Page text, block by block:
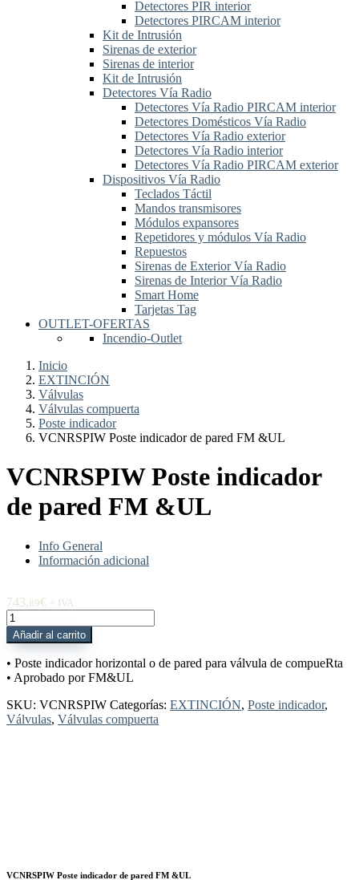
Detectores PIR interior
Detectores PIRCAM interior
Kit de Intrusión
Sirenas de exterior
Sirenas de interior
Kit de Intrusión
Detectores Vía Radio
Detectores Vía Radio PIRCAM interior
Detectores Domésticos Vía Radio
Detectores Vía Radio exterior
Detectores Vía Radio interior
Detectores Vía Radio PIRCAM exterior
Dispositivos Vía Radio
Teclados Táctil
Mandos transmisores
Módulos expansores
Repetidores y módulos Vía Radio
Repuestos
Sirenas de Exterior Vía Radio
Sirenas de Interior Vía Radio
Smart Home
Tarjetas Tag
OUTLET-OFERTAS
Incendio-Outlet
Inicio
EXTINCIÓN
Válvulas
Válvulas compuerta
Poste indicador
VCNRSPIW Poste indicador de pared FM &UL
VCNRSPIW Poste indicador
de pared FM &UL
Info General
Información adicional
743,89€ + IVA
VCNRSPIW
Poste
indicador
de
pared
FM
&UL
cantidad
Añadir al carrito
• Poste indicador horizontal o de pared para válvula de compueRta
• Aprobado por FM&UL
SKU: VCNRSPIW Categorías: EXTINCIÓN, Poste indicador,
Válvulas, Válvulas compuerta
VCNRSPIW Poste indicador de pared FM &UL